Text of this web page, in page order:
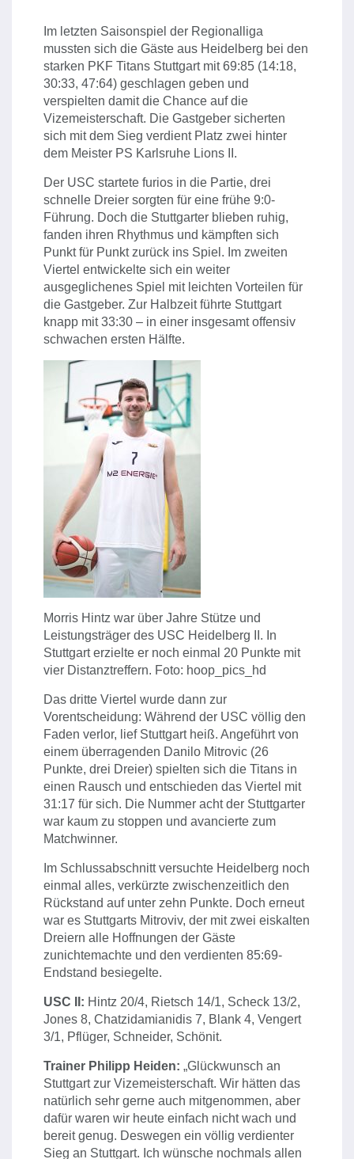
Im letzten Saisonspiel der Regionalliga
mussten sich die Gäste aus Heidelberg bei den
starken PKF Titans Stuttgart mit 69:85 (14:18,
30:33, 47:64) geschlagen geben und
verspielten damit die Chance auf die
Vizemeisterschaft. Die Gastgeber sicherten
sich mit dem Sieg verdient Platz zwei hinter
dem Meister PS Karlsruhe Lions II.
Der USC startete furios in die Partie, drei
schnelle Dreier sorgten für eine frühe 9:0-
Führung. Doch die Stuttgarter blieben ruhig,
fanden ihren Rhythmus und kämpften sich
Punkt für Punkt zurück ins Spiel. Im zweiten
Viertel entwickelte sich ein weiter
ausgeglichenes Spiel mit leichten Vorteilen für
die Gastgeber. Zur Halbzeit führte Stuttgart
knapp mit 33:30 – in einer insgesamt offensiv
schwachen ersten Hälfte.
Morris Hintz war über Jahre Stütze und
Leistungsträger des USC Heidelberg II. In
Stuttgart erzielte er noch einmal 20 Punkte mit
vier Distanztreffern. Foto: hoop_pics_hd
Das dritte Viertel wurde dann zur
Vorentscheidung: Während der USC völlig den
Faden verlor, lief Stuttgart heiß. Angeführt von
einem überragenden Danilo Mitrovic (26
Punkte, drei Dreier) spielten sich die Titans in
einen Rausch und entschieden das Viertel mit
31:17 für sich. Die Nummer acht der Stuttgarter
war kaum zu stoppen und avancierte zum
Matchwinner.
Im Schlussabschnitt versuchte Heidelberg noch
einmal alles, verkürzte zwischenzeitlich den
Rückstand auf unter zehn Punkte. Doch erneut
war es Stuttgarts Mitroviv, der mit zwei eiskalten
Dreiern alle Hoffnungen der Gäste
zunichtemachte und den verdienten 85:69-
Endstand besiegelte.
USC II: Hintz 20/4, Rietsch 14/1, Scheck 13/2,
Jones 8, Chatzidamianidis 7, Blank 4, Vengert
3/1, Pflüger, Schneider, Schönit.
Trainer Philipp Heiden: „Glückwunsch an
Stuttgart zur Vizemeisterschaft. Wir hätten das
natürlich sehr gerne auch mitgenommen, aber
dafür waren wir heute einfach nicht wach und
bereit genug. Deswegen ein völlig verdienter
Sieg an Stuttgart. Ich wünsche nochmals allen